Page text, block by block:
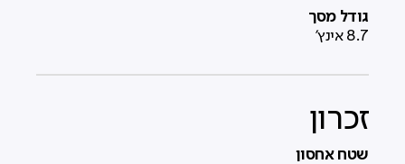
גודל מסך
8.7 אינץ'
זכרון
שטח אחסון